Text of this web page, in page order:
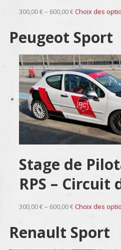
300,00 € – 600,00 €Choix des
Peugeot Sport
Stage de
RPS –
300,00 € – 600,00 €Choix des
Renault Sport